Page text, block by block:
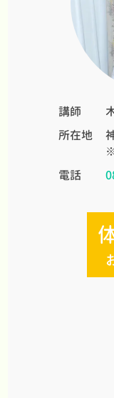
講師
所在地
電話